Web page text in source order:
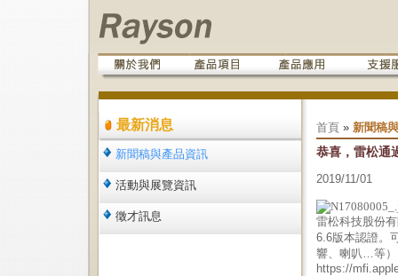
最新消息
新聞稿與產品資訊
活動與展覽資訊
徵才訊息
首頁» 新聞稿
恭喜，雷松通
2019/11/01
雷松科技股份
6.6版本認證。
響、喇叭…等）
https://